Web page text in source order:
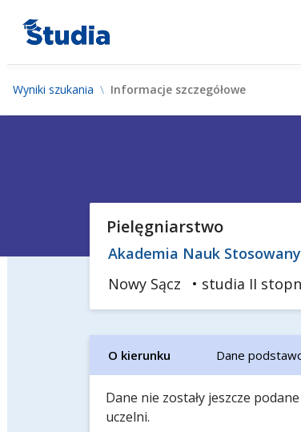
Wyniki szukania Informacje szczegółowe
Pielęgniarstwo
Akademia Nauk
Nowy Sącz
• studia II
O kierunku Dane
Dane nie zostały jeszcze
uczelni.